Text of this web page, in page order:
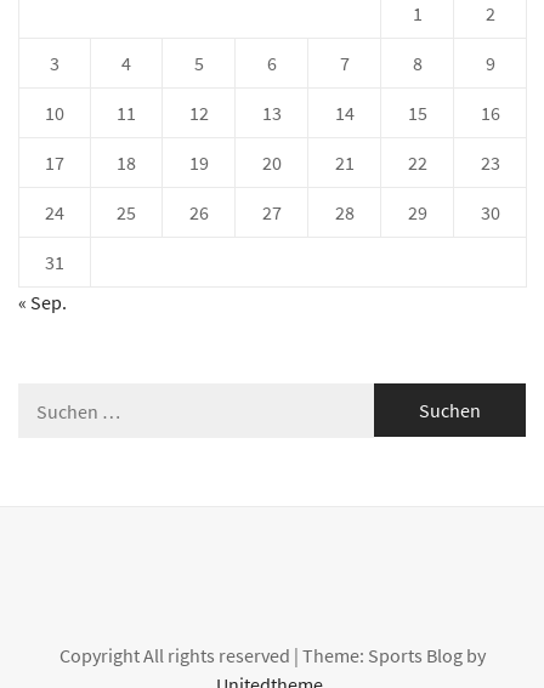
1
2
3 4 5 6 7 8 9
10 11 12 13 14 15 16
17 18 19 20 21 22 23
24 25 26 27 28 29 30
31
« Sep.
nach:
Copyright All rights reserved | Theme: Sports Blog by